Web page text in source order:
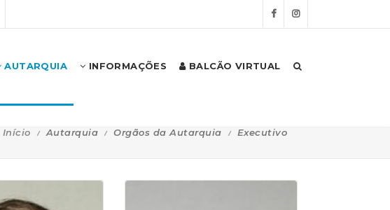
AUTARQUIA INFORMAÇÕES BALCÃO VIRTUAL
Início Autarquia Orgãos da Autarquia Executivo